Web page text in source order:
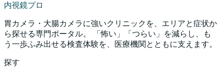
内視鏡プロ
胃カメラ・大腸カメラに強いクリニックを、エリアと症状か
ら探せる専門ポータル。 「怖い」「つらい」を減らし、も
う一歩ふみ出せる検査体験を、医療機関とともに支えます。
探す